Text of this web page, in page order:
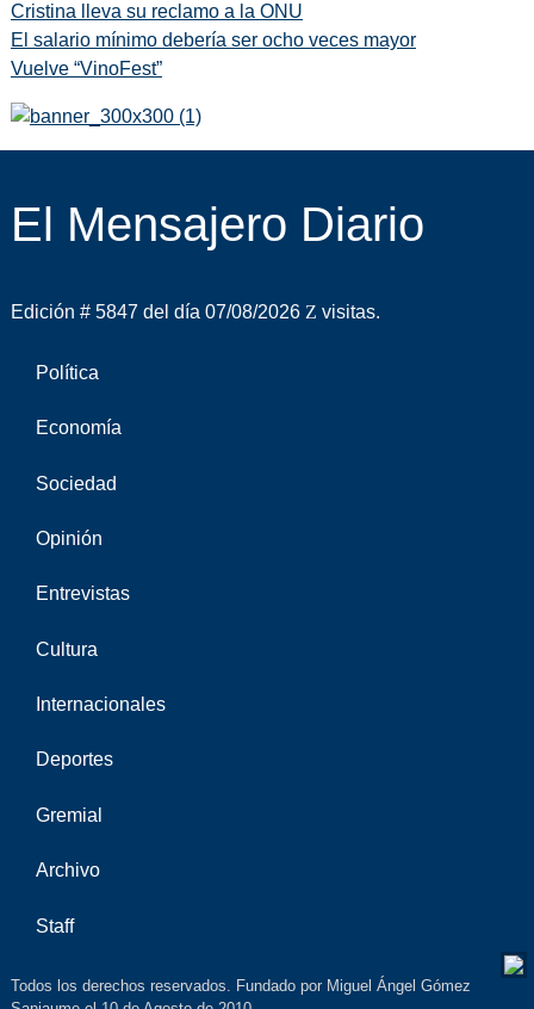
Cristina lleva su reclamo a la ONU
El salario mínimo debería ser ocho veces mayor
Vuelve “VinoFest”
El Mensajero Diario
Edición # 5847 del día 07/08/2026 visitas.
Política
Economía
Sociedad
Opinión
Entrevistas
Cultura
Internacionales
Deportes
Gremial
Archivo
Staff
Todos los derechos reservados. Fundado por Miguel Ángel Gómez